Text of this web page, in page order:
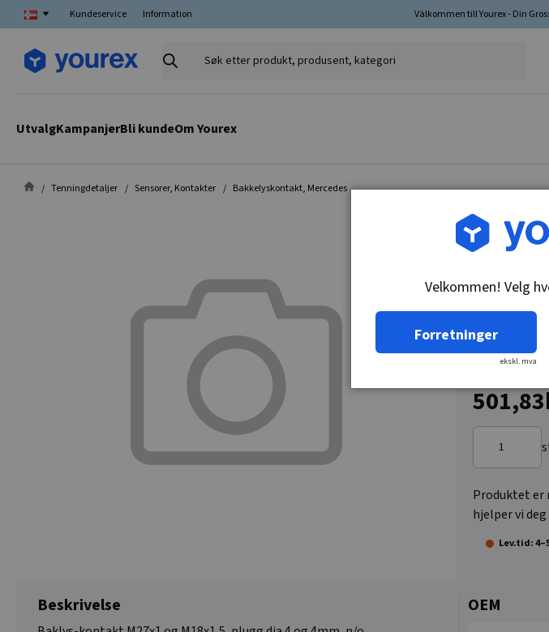
Kundeservice Information Välkommen till Yourex - Din
Søk
kategori
UtvalgKampanjerBli kundeOm Yourex
Tenningdetaljer Sensorer, Kontakter Bakkelyskontakt, Mercedes
Varenr.: 1860147
M27x1 &
Produktet er
hjelper vi
Lev.tid:
Beskrivelse OEM
Velkommen! Velg
Forretninger
ekskl. mva